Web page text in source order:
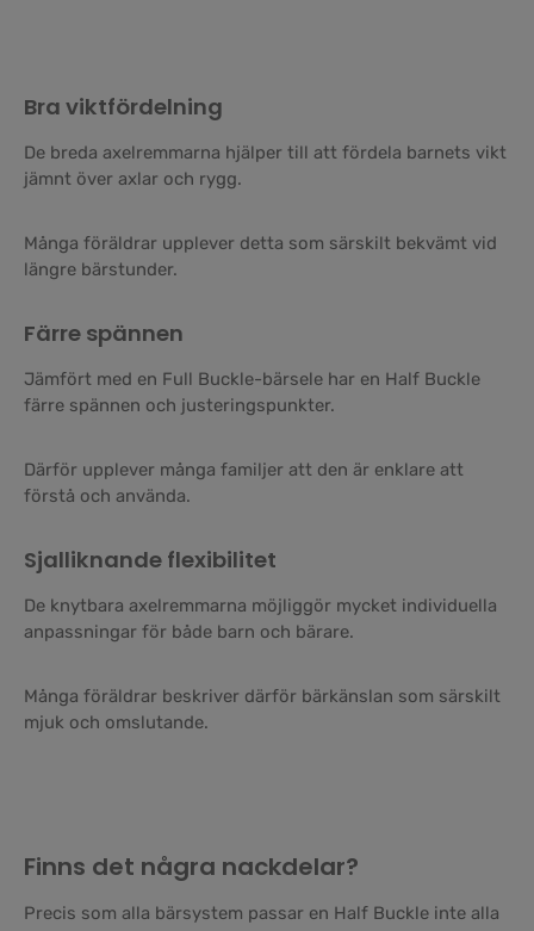
Bra viktfördelning
De breda axelremmarna hjälper till att fördela barnets vikt
jämnt över axlar och rygg.
Många föräldrar upplever detta som särskilt bekvämt vid
längre bärstunder.
Färre spännen
Jämfört med en Full Buckle-bärsele har en Half Buckle
färre spännen och justeringspunkter.
Därför upplever många familjer att den är enklare att
förstå och använda.
Sjalliknande flexibilitet
De knytbara axelremmarna möjliggör mycket individuella
anpassningar för både barn och bärare.
Många föräldrar beskriver därför bärkänslan som särskilt
mjuk och omslutande.
Finns det några nackdelar?
Precis som alla bärsystem passar en Half Buckle inte alla